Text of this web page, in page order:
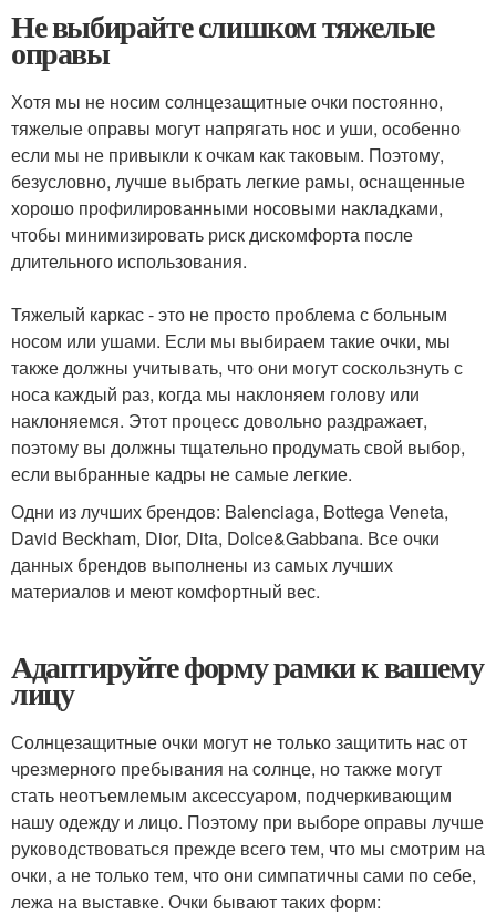
Не выбирайте слишком тяжелые
оправы
Хотя мы не носим солнцезащитные очки постоянно,
тяжелые оправы могут напрягать нос и уши, особенно
если мы не привыкли к очкам как таковым. Поэтому,
безусловно, лучше выбрать легкие рамы, оснащенные
хорошо профилированными носовыми накладками,
чтобы минимизировать риск дискомфорта после
длительного использования.
Тяжелый каркас - это не просто проблема с больным
носом или ушами. Если мы выбираем такие очки, мы
также должны учитывать, что они могут соскользнуть с
носа каждый раз, когда мы наклоняем голову или
наклоняемся. Этот процесс довольно раздражает,
поэтому вы должны тщательно продумать свой выбор,
если выбранные кадры не самые легкие.
Одни из лучших брендов: Balenciaga, Bottega Veneta,
David Beckham, Dior, Dita, Dolce&Gabbana. Все очки
данных брендов выполнены из самых лучших
материалов и меют комфортный вес.
Адаптируйте форму рамки к вашему
лицу
Солнцезащитные очки могут не только защитить нас от
чрезмерного пребывания на солнце, но также могут
стать неотъемлемым аксессуаром, подчеркивающим
нашу одежду и лицо. Поэтому при выборе оправы лучше
руководствоваться прежде всего тем, что мы смотрим на
очки, а не только тем, что они симпатичны сами по себе,
лежа на выставке. Очки бывают таких форм: